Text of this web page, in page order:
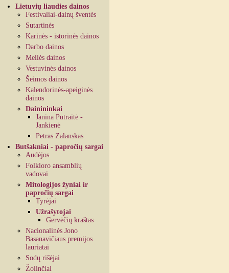
Lietuvių liaudies dainos
Festivaliai-dainų šventės
Sutartinės
Karinės - istorinės dainos
Darbo dainos
Meilės dainos
Vestuvinės dainos
Šeimos dainos
Kalendorinės-apeiginės
dainos
Dainininkai
Janina Putraitė -
Jankienė
Petras Zalanskas
Butšakniai - papročių sargai
Audėjos
Folkloro ansamblių
vadovai
Mitologijos žyniai ir
papročių sargai
Tyrėjai
Užrašytojai
Gervėčių kraštas
Nacionalinės Jono
Basanavičiaus premijos
lauriatai
Sodų rišėjai
Žolinčiai